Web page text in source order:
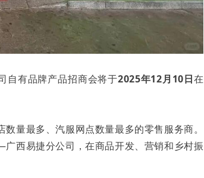
自有品牌产品招商会将于2025年12月10日在
量最多、汽服网点数量最多的零售服务商。
西易捷分公司，在商品开发、营销和乡村振